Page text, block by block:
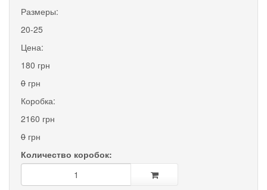
Размеры:
20-25
Цена:
180 грн
0 грн
Коробка:
2160 грн
0 грн
Количество коробок: